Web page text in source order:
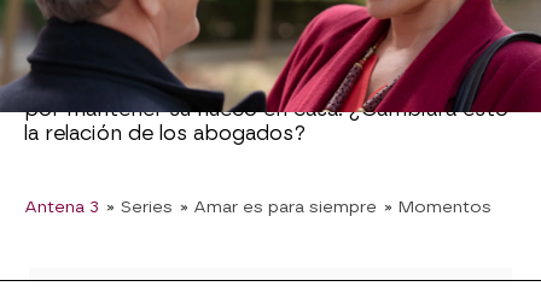
Quintero y Silvia le han explicado a Benigna que,
a pesar de que vuelvan a estar juntos, no tienen
pensado vivir juntos. Aunque Beni es más
tradicional, no ha podido evitar sentirse aliviada
por mantener su hueco en casa. ¿Cambiará esto
la relación de los abogados?
Antena 3 » Series » Amar es para siempre » Momentos